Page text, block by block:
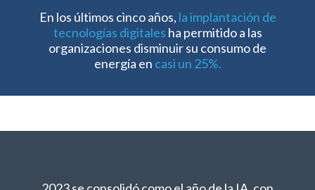
En los últimos cinco años, la implantación de
tecnologías digitales ha permitido a las
organizaciones disminuir su consumo de
energía en casi un 25%.